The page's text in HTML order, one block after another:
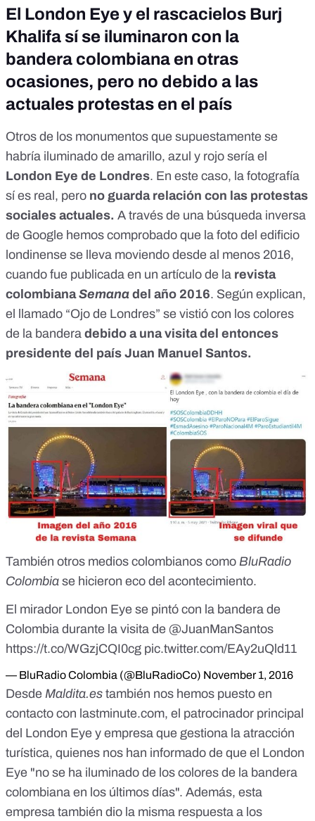
El London Eye y el rascacielos Burj
Khalifa sí se iluminaron con la
bandera colombiana en otras
ocasiones, pero no debido a las
actuales protestas en el país
Otros de los monumentos que supuestamente se
habría iluminado de amarillo, azul y rojo sería el
London Eye de Londres. En este caso, la fotografía
sí es real, pero no guarda relación con las protestas
sociales actuales. A través de una búsqueda inversa
de Google hemos comprobado que la foto del edificio
londinense se lleva moviendo desde al menos 2016,
cuando fue publicada en un artículo de la revista
colombianaSemana del año 2016. Según explican,
el llamado “Ojo de Londres” se vistió con los colores
de la bandera debido a una visita del entonces
presidente del país Juan Manuel Santos.
También otros medios colombianos como BluRadio
Colombia se hicieron eco del acontecimiento.
El mirador London Eye se pintó con la bandera de
Colombia durante la visita de @JuanManSantos
https://t.co/WGzjCQI0cg pic.twitter.com/EAy2uQld11
— BluRadio Colombia (@BluRadioCo) November 1, 2016
Desde Maldita.es también nos hemos puesto en
contacto con lastminute.com, el patrocinador principal
del London Eye y empresa que gestiona la atracción
turística, quienes nos han informado de que el London
Eye "no se ha iluminado de los colores de la bandera
colombiana en los últimos días". Además, esta
empresa también dio la misma respuesta a los